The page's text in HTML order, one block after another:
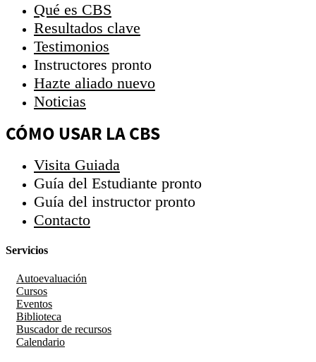
Qué es CBS
Resultados clave
Testimonios
Instructores pronto
Hazte aliado nuevo
Noticias
CÓMO USAR LA CBS
Visita Guiada
Guía del Estudiante pronto
Guía del instructor pronto
Contacto
Servicios
Autoevaluación
Cursos
Eventos
Biblioteca
Buscador de recursos
Calendario